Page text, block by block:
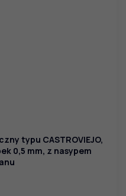
typu CASTROVIEJO,
0,5 mm, z nasypem